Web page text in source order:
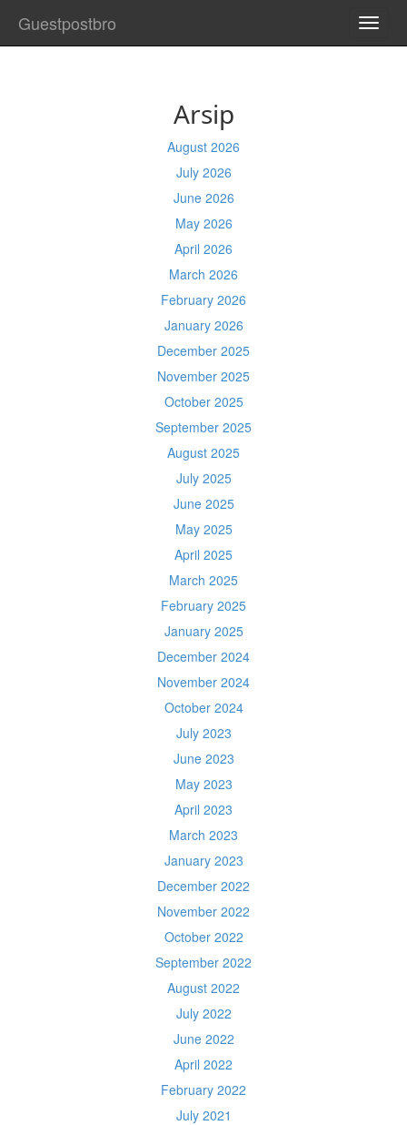
Guestpostbro
Arsip
August 2026
July 2026
June 2026
May 2026
April 2026
March 2026
February 2026
January 2026
December 2025
November 2025
October 2025
September 2025
August 2025
July 2025
June 2025
May 2025
April 2025
March 2025
February 2025
January 2025
December 2024
November 2024
October 2024
July 2023
June 2023
May 2023
April 2023
March 2023
January 2023
December 2022
November 2022
October 2022
September 2022
August 2022
July 2022
June 2022
April 2022
February 2022
July 2021